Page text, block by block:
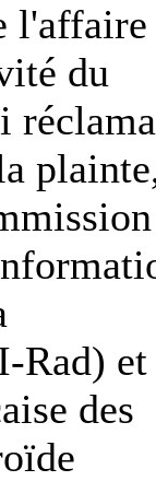
l'affaire
du
Rad) et
des